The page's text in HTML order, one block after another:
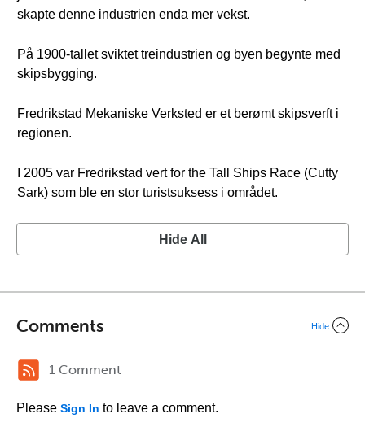
skapte denne industrien enda mer vekst.
På 1900-tallet sviktet treindustrien og byen begynte med
skipsbygging.
Fredrikstad Mekaniske Verksted er et berømt skipsverft i
regionen.
I 2005 var Fredrikstad vert for the Tall Ships Race (Cutty
Sark) som ble en stor turistsuksess i området.
Hide All
Comments Hide
1 Comment
Please Sign In to leave a comment.